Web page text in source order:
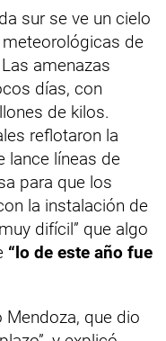
sur se ve un cielo
de
amenazas
días, con
de kilos.
reflotaron la
lance líneas de
para que los
la instalación de
difícil” que algo
“lo de este año fue
Mendoza, que dio